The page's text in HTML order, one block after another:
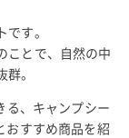
す。
ことで、自然の中
。
る、キャンプシー
おすすめ商品を紹